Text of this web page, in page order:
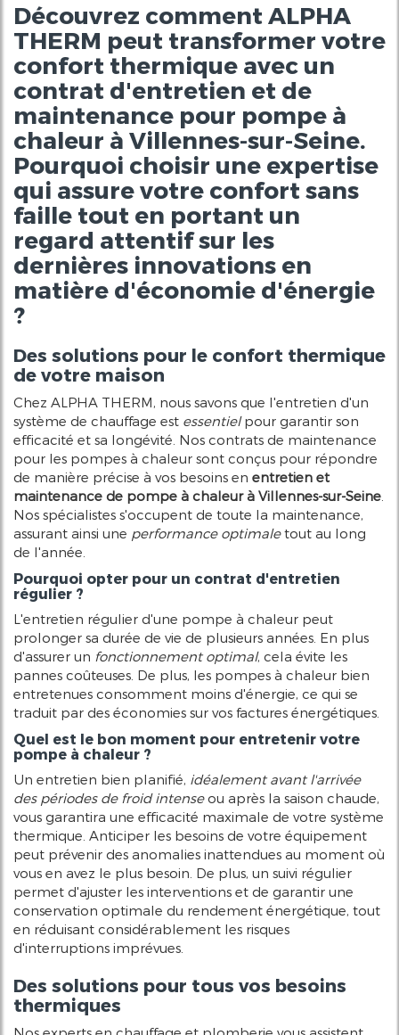
Découvrez comment ALPHA
THERM peut transformer votre
confort thermique avec un
contrat d'entretien et de
maintenance pour pompe à
chaleur à Villennes-sur-Seine.
Pourquoi choisir une expertise
qui assure votre confort sans
faille tout en portant un
regard attentif sur les
dernières innovations en
matière d'économie d'énergie
?
Des solutions pour le confort thermique
de votre maison
Chez ALPHA THERM, nous savons que l'entretien d'un
système de chauffage est essentielpour garantir son
efficacité et sa longévité. Nos contrats de maintenance
pour les pompes à chaleur sont conçus pour répondre
de manière précise à vos besoins en entretien et
maintenance de pompe à chaleur à Villennes-sur-Seine
Nos spécialistes s'occupent de toute la maintenance,
assurant ainsi une performance optimaletout au long
de l'année.
Pourquoi opter pour un contrat d'entretien
régulier ?
L'entretien régulier d'une pompe à chaleur peut
prolonger sa durée de vie de plusieurs années. En plus
d'assurer un fonctionnement optimal, cela évite les
pannes coûteuses. De plus, les pompes à chaleur bien
entretenues consomment moins d'énergie, ce qui se
traduit par des économies sur vos factures énergétiques.
Quel est le bon moment pour entretenir votre
pompe à chaleur ?
Un entretien bien planifié, idéalement avant l'arrivée
des périodes de froid intenseou après la saison chaude,
vous garantira une efficacité maximale de votre système
thermique. Anticiper les besoins de votre équipement
peut prévenir des anomalies inattendues au moment où
vous en avez le plus besoin. De plus, un suivi régulier
permet d'ajuster les interventions et de garantir une
conservation optimale du rendement énergétique, tout
en réduisant considérablement les risques
d'interruptions imprévues.
Des solutions pour tous vos besoins
thermiques